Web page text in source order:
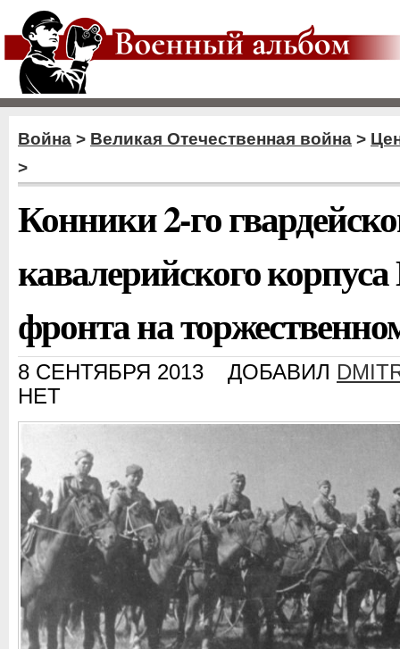
Война > Великая Отечественная война >
>
Конники 2-го
кавалерийского
фронта на
8 СЕНТЯБРЯ 2013 ДОБАВИЛ
НЕТ